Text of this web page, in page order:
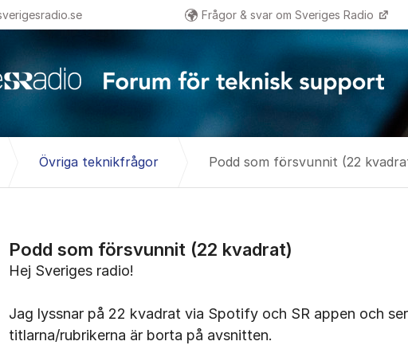
Frågor & svar om Sveriges Radio
Övriga teknikfrågor Podd som försvunnit (22
Podd som försvunnit (22 kvadrat)
Hej Sveriges radio!
Jag lyssnar på 22 kvadrat via Spotify och SR appen och
titlarna/rubrikerna är borta på avsnitten.